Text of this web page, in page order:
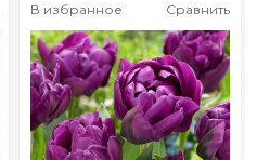
В избранное Сравнить